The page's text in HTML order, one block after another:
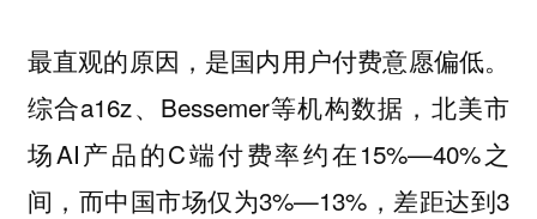
最直观的原因，是国内用户付费意愿偏低。
综合a16z、Bessemer等机构数据，北美市
场AI产品的C端付费率约在15%—40%之
间，而中国市场仅为3%—13%，差距达到3